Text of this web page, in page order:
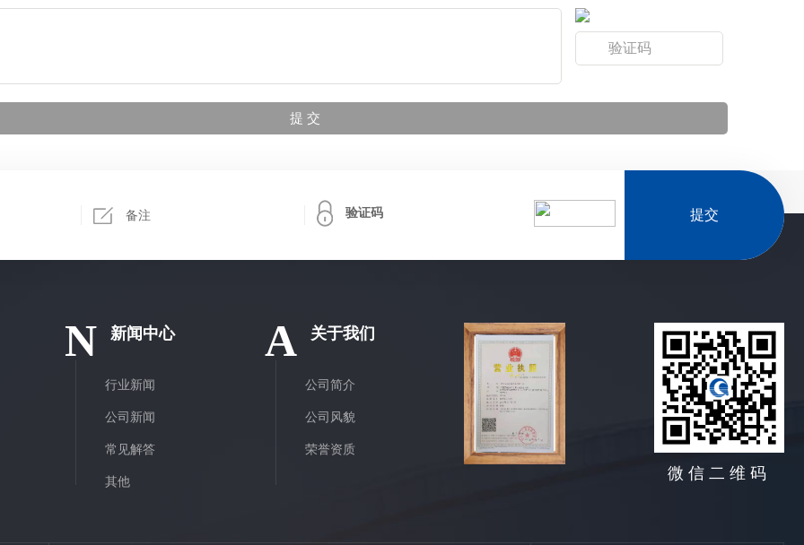
提交
N 新闻中心
行业新闻
公司新闻
常见解答
其他
A 关于我们
公司简介
公司风貌
荣誉资质
微信二维码